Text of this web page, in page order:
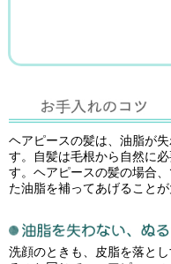
ヘアピースの髪は、油脂が
す。自髪は毛根から自然に
す。ヘアピースの髪の場合
た油脂を補ってあげることが
洗顔のときも、皮脂を落と